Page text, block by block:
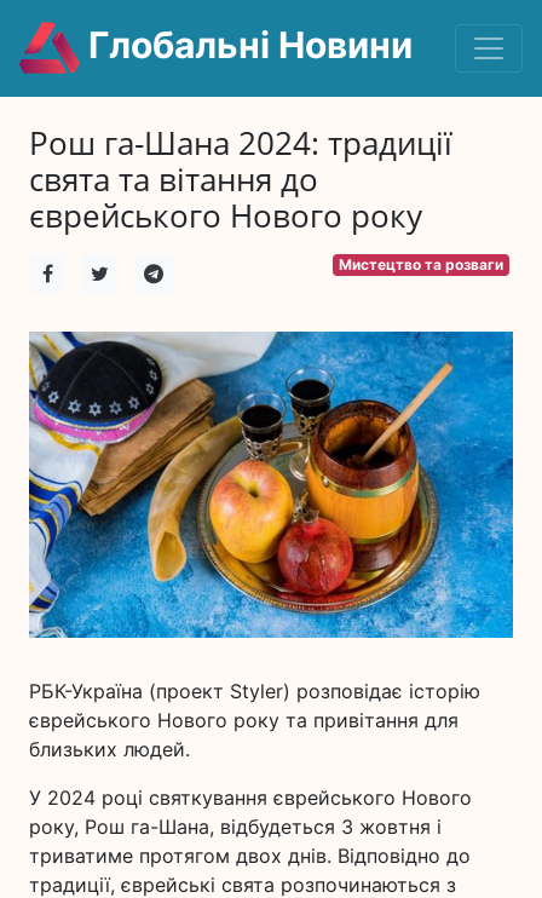
Глобальні Новини
Рош га-Шана 2024: традиції
свята та вітання до
єврейського Нового року
Мистецтво та розваги
РБК-Україна (проект Styler) розповідає історію
єврейського Нового року та привітання для
близьких людей.
У 2024 році святкування єврейського Нового
року, Рош га-Шана, відбудеться 3 жовтня і
триватиме протягом двох днів. Відповідно до
традиції, єврейські свята розпочинаються з